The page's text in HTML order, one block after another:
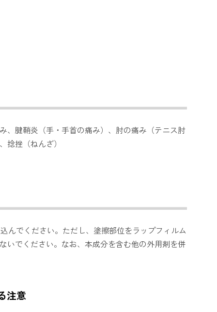
、腱鞘炎（手・手首の痛み）、肘の痛み（テニス肘
捻挫（ねんざ）
んでください。ただし、塗擦部位をラップフィルム
いでください。なお、本成分を含む他の外用剤を併
注意